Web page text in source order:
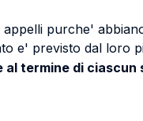
purche'
e' previsto dal loro
termine di